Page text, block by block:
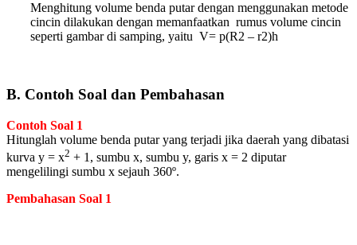
Menghitung volume benda putar dengan menggunakan metode
cincin dilakukan dengan memanfaatkan rumus volume cincin
seperti gambar di samping, yaitu V= p(R2 – r2)h
B. Contoh Soal dan Pembahasan
Contoh Soal 1
Hitunglah volume benda putar yang terjadi jika daerah yang dibatasi
kurva y = x2 + 1, sumbu x, sumbu y, garis x = 2 diputar
mengelilingi sumbu x sejauh 360º.
Pembahasan Soal 1